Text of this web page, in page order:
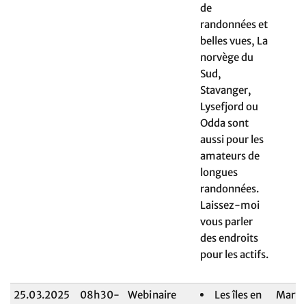
de
randonnées et
belles vues, La
norvège du
Sud,
Stavanger,
Lysefjord ou
Odda sont
aussi pour les
amateurs de
longues
randonnées.
Laissez-moi
vous parler
des endroits
pour les actifs.
25.03.2025
08h30-
Webinaire
Les îles en